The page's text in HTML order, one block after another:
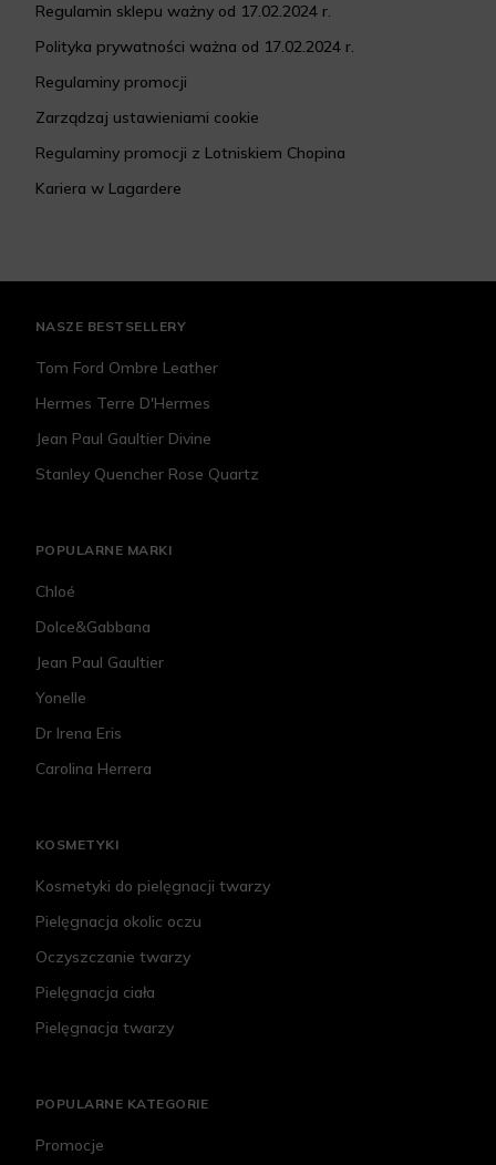
Regulamin sklepu ważny od 17.02.2024 r.
Polityka prywatności ważna od 17.02.2024 r.
Regulaminy promocji
Zarządzaj ustawieniami cookie
Regulaminy promocji z Lotniskiem Chopina
Kariera w Lagardere
NASZE BESTSELLERY
Tom Ford Ombre Leather
Hermes Terre D'Hermes
Jean Paul Gaultier Divine
Stanley Quencher Rose Quartz
POPULARNE MARKI
Chloé
Dolce&Gabbana
Jean Paul Gaultier
Yonelle
Dr Irena Eris
Carolina Herrera
KOSMETYKI
Kosmetyki do pielęgnacji twarzy
Pielęgnacja okolic oczu
Oczyszczanie twarzy
Pielęgnacja ciała
Pielęgnacja twarzy
POPULARNE KATEGORIE
Promocje